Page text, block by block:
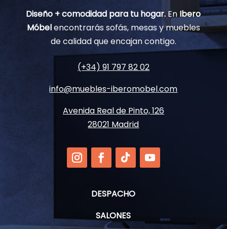
Diseño + comodidad para tu hogar. EnIbero
Móbelencontrarás sofás, mesas y muebles
de calidad que encajan contigo.
(+34) 91 797 82 02
info@muebles-iberomobel.com
Avenida Real de Pinto, 126
28021 Madrid
DESPACHO
SALONES